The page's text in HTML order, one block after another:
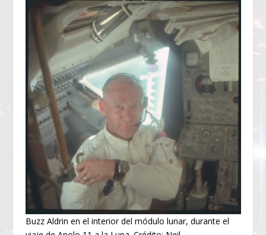
Buzz Aldrin en el interior del módulo lunar, durante el